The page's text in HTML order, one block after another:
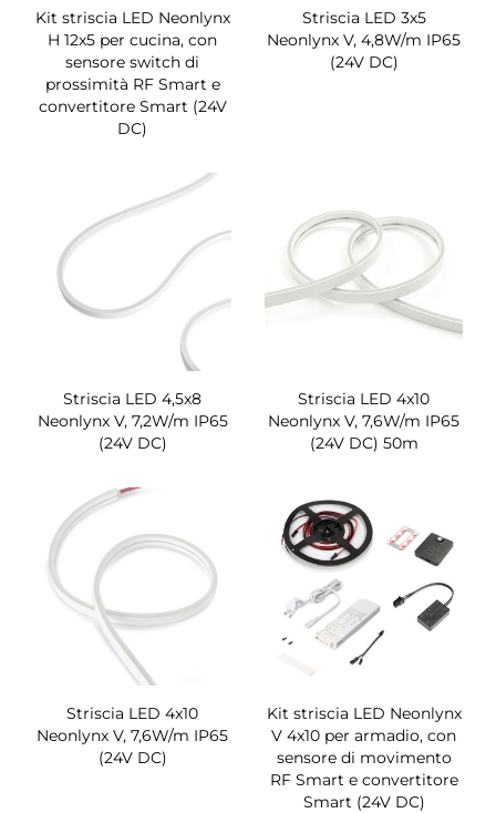
Kit striscia LED Neonlynx
H 12x5 per cucina, con
sensore switch di
prossimità RF Smart e
convertitore Smart (24V
DC)
Striscia LED 3x5
Neonlynx V, 4,8W/m IP65
(24V DC)
Striscia LED 4,5x8
Neonlynx V, 7,2W/m IP65
(24V DC)
Striscia LED 4x10
Neonlynx V, 7,6W/m IP65
(24V DC) 50m
Striscia LED 4x10
Neonlynx V, 7,6W/m IP65
(24V DC)
Kit striscia LED Neonlynx
V 4x10 per armadio, con
sensore di movimento
RF Smart e convertitore
Smart (24V DC)